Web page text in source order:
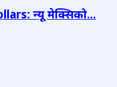
न्यू मेक्सिको...